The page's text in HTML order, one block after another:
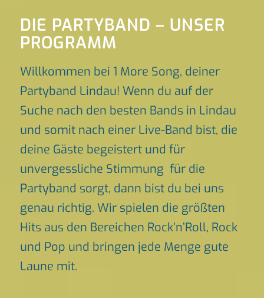
DIE PARTYBAND – UNSER
PROGRAMM
Willkommen bei 1 More Song, deiner
Partyband Lindau! Wenn du auf der
Suche nach den besten Bands in Lindau
und somit nach einer Live-Band bist, die
deine Gäste begeistert und für
unvergessliche Stimmung für die
Partyband sorgt, dann bist du bei uns
genau richtig. Wir spielen die größten
Hits aus den Bereichen Rock’n’Roll, Rock
und Pop und bringen jede Menge gute
Laune mit.